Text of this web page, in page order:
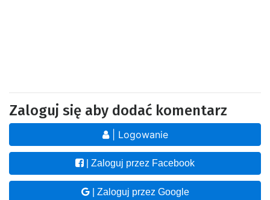
Zaloguj się aby dodać komentarz
| Logowanie
| Zaloguj przez Facebook
| Zaloguj przez Google